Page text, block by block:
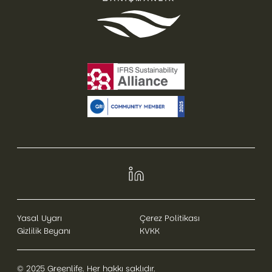
Yasal Uyarı
Gizlilik Beyanı
Çerez Politikası
KVKK
© 2025 Greenlife. Her hakkı saklıdır.